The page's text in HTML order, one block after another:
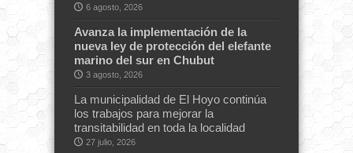
6 agosto, 2026
Avanza la implementación de la
nueva ley de protección del elefante
marino del sur en Chubut
3 agosto, 2026
La municipalidad de El Hoyo continúa
los trabajos para mejorar la
transitabilidad en toda la localidad
27 julio, 2026